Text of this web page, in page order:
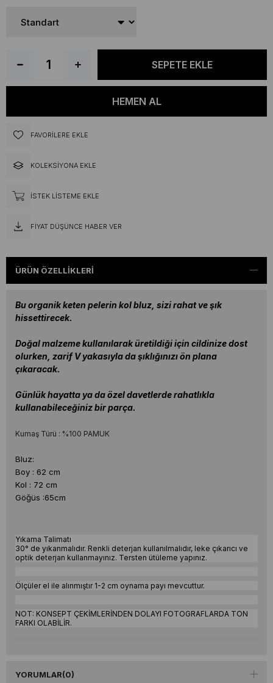
FAVORILERE EKLE
KOLEKSIYONA EKLE
İSTEK LISTEME EKLE
FIYAT DÜŞÜNCE HABER VER
ÜRÜN ÖZELLIKLERI
Bu organik keten pelerin kol bluz, sizi rahat ve şık
hissettirecek.
Doğal malzeme kullanılarak üretildiği için cildinize dost
olurken, zarif V yakasıyla da şıklığınızı ön plana
çıkaracak.
Günlük hayatta ya da özel davetlerde rahatlıkla
kullanabileceğiniz bir parça.
Kumaş Türü : %100 PAMUK
Bluz:
Boy : 62 cm
Kol : 72 cm
Göğüs :65cm
Yıkama Talimatı
30° de yıkanmalıdır. Renkli deterjan kullanılmalıdır, leke çıkarıcı ve
optik deterjan kullanmayınız. Tersten ütüleme yapınız.
Ölçüler el ile alınmıştır 1-2 cm oynama payı mevcuttur.
NOT: KONSEPT ÇEKİMLERİNDEN DOLAYI FOTOGRAFLARDA TON
FARKI OLABİLİR.
YORUMLAR(0)